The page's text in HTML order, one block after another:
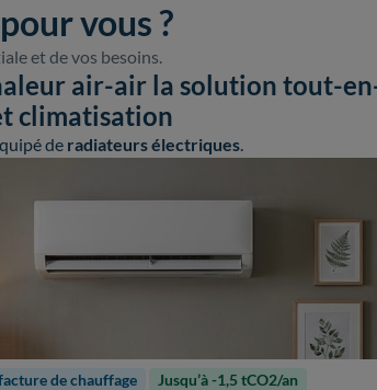
vous ?
et de vos besoins.
air-air la solution tout-
climatisation
de radiateurs électriques.
de chauffage Jusqu’à -1,5 tCO2/an